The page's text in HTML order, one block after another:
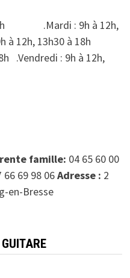
18h .Mardi : 9h à 12h,
12h, 13h30 à 18h
.Vendredi : 9h à 12h,
17h
famille: 04 65 60 00
66 69 98 06Adresse : 2
en-Bresse